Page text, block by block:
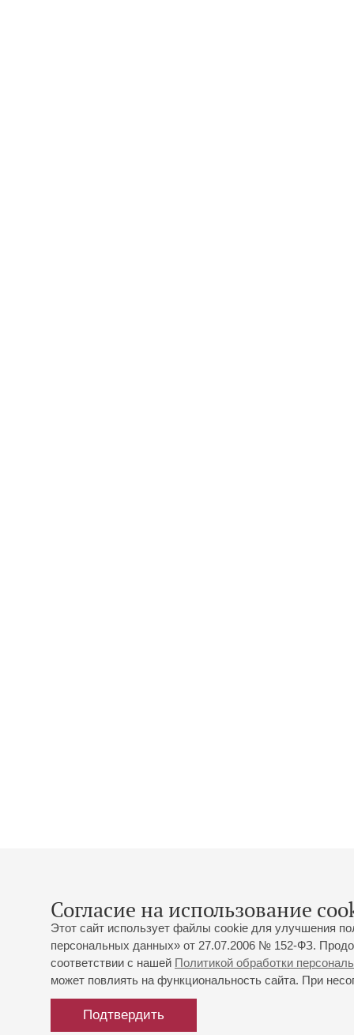
Согласие на использование
Этот сайт использует файлы cookie для улучшения
персональных данных» от 27.07.2006 № 152-ФЗ.
соответствии с нашей Политикой обработки
может повлиять на функциональность сайта. При
Подтвердить